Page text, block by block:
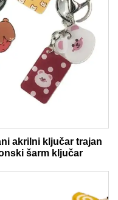
akrilni ključar trajan
šarm ključar